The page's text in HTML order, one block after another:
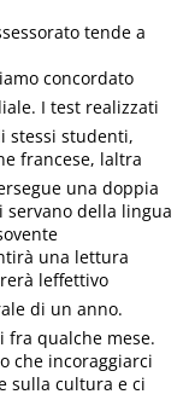
tende a
concordato
I test realizzati
stessi studenti,
francese, laltra
una doppia
della lingua
una lettura
leffettivo
di un anno.
fra qualche mese.
che incoraggiarci
sulla cultura e ci